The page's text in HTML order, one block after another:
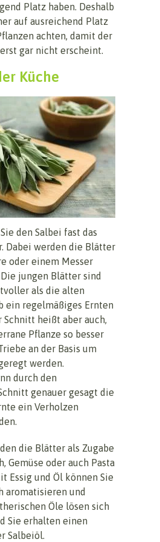
Platz haben. Deshalb
auf ausreichend Platz
achten, damit der
gar nicht erscheint.
Küche
den Salbei fast das
Dabei werden die Blätter
oder einem Messer
jungen Blätter sind
als die alten
ein regelmäßiges Ernten
Schnitt heißt aber auch,
Pflanze so besser
an der Basis um
werden.
durch den
genauer gesagt die
ein Verholzen
die Blätter als Zugabe
Gemüse oder auch Pasta
Essig und Öl können Sie
aromatisieren und
Öle lösen sich
Sie erhalten einen
Salbeiöl.